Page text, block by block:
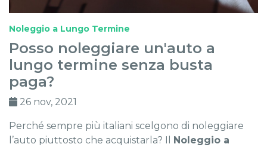
Noleggio a Lungo Termine
Posso noleggiare un'auto a
lungo termine senza busta
paga?
26 nov, 2021
Perché sempre più italiani scelgono di noleggiare
l’auto piuttosto che acquistarla? Il Noleggio a